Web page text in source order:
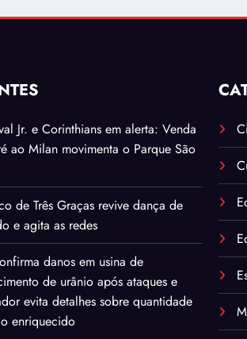
Jr. e Corinthians em alerta: Venda
ao Milan movimenta o Parque São
de Três Graças revive dança de
e agita as redes
danos em usina de
de urânio após ataques e
evita detalhes sobre quantidade
enriquecido